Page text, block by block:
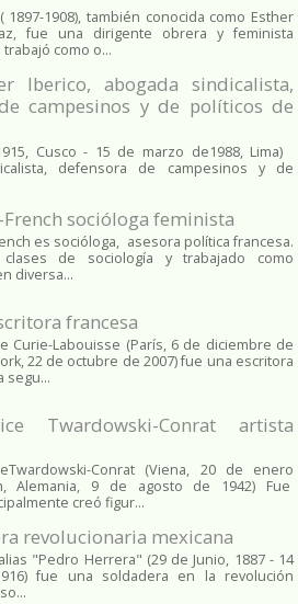
1897-1908), también conocida como Esther
fue una dirigente obrera y feminista
como o...
Iberico, abogada sindicalista,
campesinos y de políticos de
Cusco - 15 de marzo de1988, Lima)
defensora de campesinos y de
socióloga feminista
es socióloga, asesora política francesa.
de sociología y trabajado como
diversa...
francesa
Curie-Labouisse (París, 6 de diciembre de
22 de octubre de 2007) fue una escritora
segu...
Twardowski-Conrat artista
Conrat (Viena, 20 de enero
Alemania, 9 de agosto de 1942) Fue
creó figur...
revolucionaria mexicana
"Pedro Herrera" (29 de Junio, 1887 - 14
fue una soldadera en la revolución